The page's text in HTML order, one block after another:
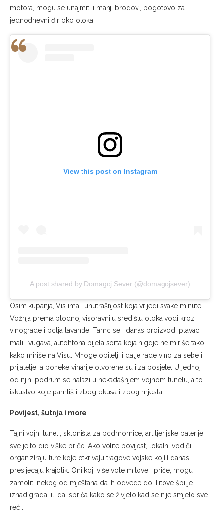
motora, mogu se unajmiti i manji brodovi, pogotovo za
jednodnevni đir oko otoka.
View this post on Instagram
A post shared by Domagoj Sever (@domagojsever)
Osim kupanja, Vis ima i unutrašnjost koja vrijedi svake minute.
Vožnja prema plodnoj visoravni u središtu otoka vodi kroz
vinograde i polja lavande. Tamo se i danas proizvodi plavac
mali i vugava, autohtona bijela sorta koja nigdje ne miriše tako
kako miriše na Visu. Mnoge obitelji i dalje rade vino za sebe i
prijatelje, a poneke vinarije otvorene su i za posjete. U jednoj
od njih, podrum se nalazi u nekadašnjem vojnom tunelu, a to
iskustvo koje pamtiš i zbog okusa i zbog mjesta.
Povijest, šutnja i more
Tajni vojni tuneli, skloništa za podmornice, artiljerijske baterije,
sve je to dio viške priče. Ako volite povijest, lokalni vodiči
organiziraju ture koje otkrivaju tragove vojske koji i danas
presijecaju krajolik. Oni koji više vole mitove i priče, mogu
zamoliti nekog od mještana da ih odvede do Titove špilje
iznad grada, ili da ispriča kako se živjelo kad se nije smjelo sve
reći.